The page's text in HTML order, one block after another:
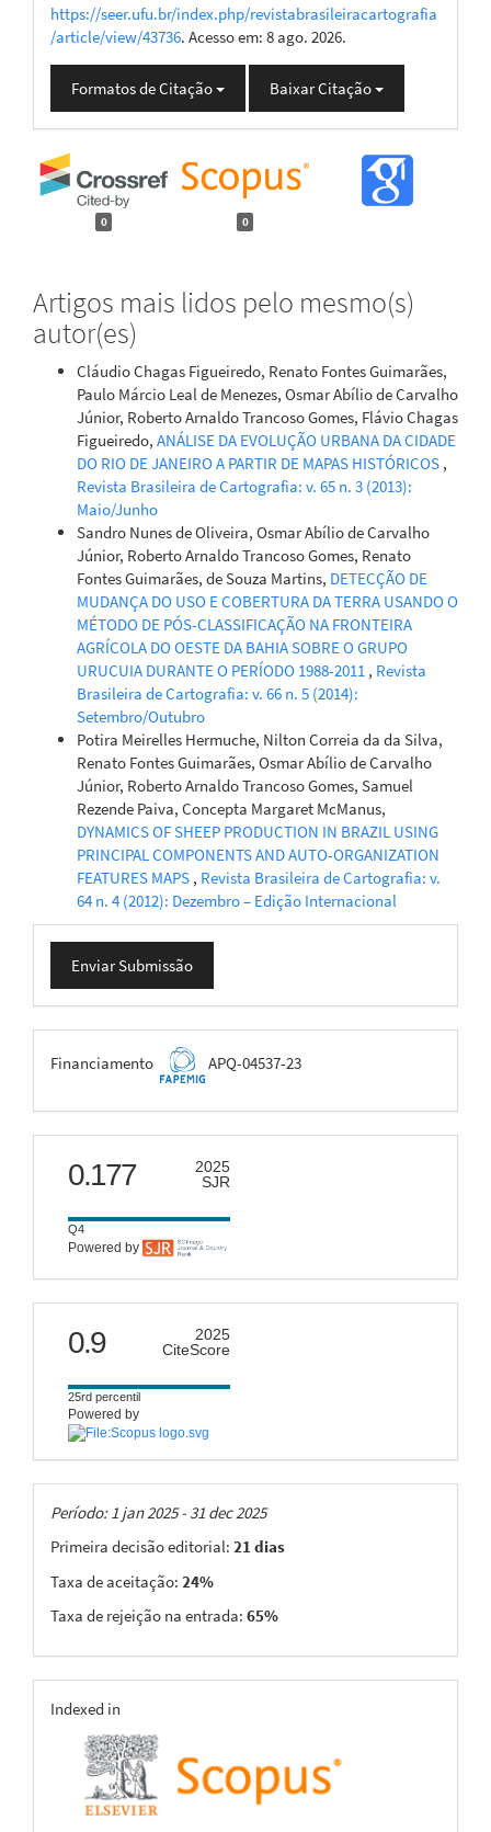
https://seer.ufu.br/index.php/revistabrasileiracartografia
/article/view/43736. Acesso em: 8 ago. 2026.
Formatos de Citação Baixar Citação
0 0
Artigos mais lidos pelo mesmo(s)
autor(es)
Cláudio Chagas Figueiredo, Renato Fontes Guimarães,
Paulo Márcio Leal de Menezes, Osmar Abílio de Carvalho
Júnior, Roberto Arnaldo Trancoso Gomes, Flávio Chagas
Figueiredo, ANÁLISE DA EVOLUÇÃO URBANA DA CIDADE
DO RIO DE JANEIRO A PARTIR DE MAPAS HISTÓRICOS ,
Revista Brasileira de Cartografia: v. 65 n. 3 (2013):
Maio/Junho
Sandro Nunes de Oliveira, Osmar Abílio de Carvalho
Júnior, Roberto Arnaldo Trancoso Gomes, Renato
Fontes Guimarães, de Souza Martins, DETECÇÃO DE
MUDANÇA DO USO E COBERTURA DA TERRA USANDO O
MÉTODO DE PÓS-CLASSIFICAÇÃO NA FRONTEIRA
AGRÍCOLA DO OESTE DA BAHIA SOBRE O GRUPO
URUCUIA DURANTE O PERÍODO 1988-2011 , Revista
Brasileira de Cartografia: v. 66 n. 5 (2014):
Setembro/Outubro
Potira Meirelles Hermuche, Nilton Correia da da Silva,
Renato Fontes Guimarães, Osmar Abílio de Carvalho
Júnior, Roberto Arnaldo Trancoso Gomes, Samuel
Rezende Paiva, Concepta Margaret McManus,
DYNAMICS OF SHEEP PRODUCTION IN BRAZIL USING
PRINCIPAL COMPONENTS AND AUTO-ORGANIZATION
FEATURES MAPS , Revista Brasileira de Cartografia: v.
64 n. 4 (2012): Dezembro – Edição Internacional
Enviar
Submissão
Enviar Submissão
FAPEMIG
Financiamento APQ-04537-23
scimago
0.177
2025
SJR
Q4
Powered by
citescore
0.9
2025
CiteScore
25rd percentil
Powered by
Taxas
Período: 1 jan 2025 - 31 dec 2025
Primeira decisão editorial: 21 dias
Taxa de aceitação: 24%
Taxa de rejeição na entrada: 65%
indexing
Indexed in